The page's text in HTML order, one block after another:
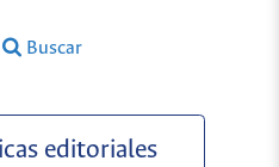
Buscar
editoriales